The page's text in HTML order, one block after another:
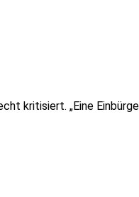
kritisiert. „Eine